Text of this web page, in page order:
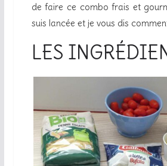
de faire ce combo frais et
suis lancée et je vous dis
LES